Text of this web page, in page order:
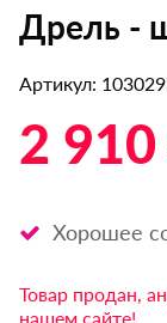
Дрель -
Артикул:
2 910
Хорошее
Товар продан,
нашем сайте!